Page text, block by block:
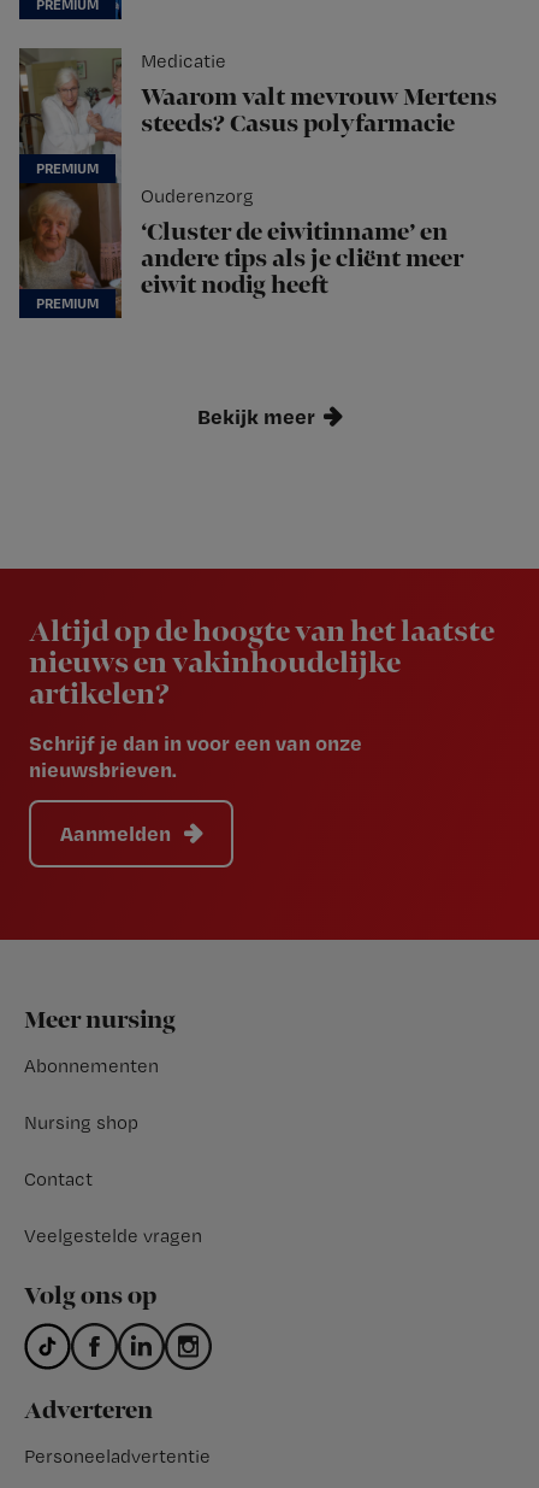
Medicatie
Waarom valt mevrouw Mertens
steeds? Casus polyfarmacie
Ouderenzorg
‘Cluster de eiwitinname’ en
andere tips als je cliënt meer
eiwit nodig heeft
Bekijk meer
Altijd op de hoogte van het laatste
nieuws en vakinhoudelijke
artikelen?
Schrijf je dan in voor een van onze
nieuwsbrieven.
Aanmelden
Footer
Meer nursing
Abonnementen
Nursing shop
Contact
Veelgestelde vragen
Volg ons op
Adverteren
Personeeladvertentie